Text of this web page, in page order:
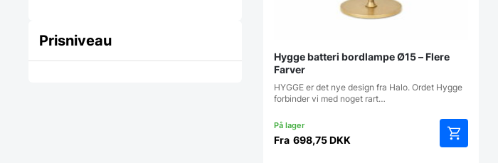
Prisniveau
Hygge batteri bordlampe Ø15 – Flere
Farver
HYGGE er det nye design fra Halo. Ordet Hygge
forbinder vi med noget rart…
Fra 698,75DKK